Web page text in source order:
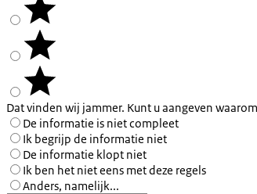
Dat vinden wij jammer. Kunt u aangeven
De informatie is niet compleet
Ik begrijp de informatie niet
De informatie klopt niet
Ik ben het niet eens met deze regels
Anders, namelijk...